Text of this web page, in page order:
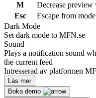
M
Decrease
Esc
Escape from mode
Dark Mode
Set dark mode to MFN.se
Sound
Plays a notification sound
the current feed
Intresserad av platformen
Läs mer
Boka demo